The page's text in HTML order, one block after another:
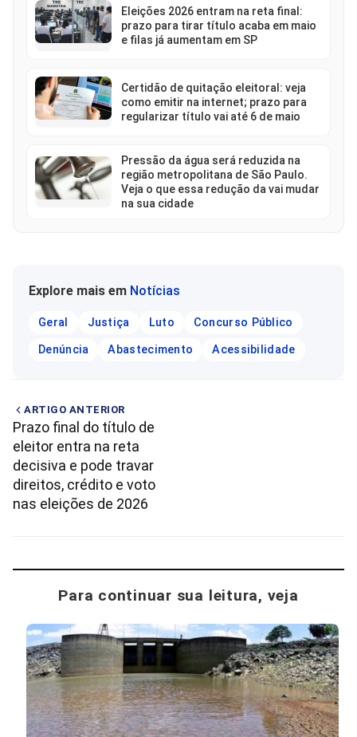
Eleições 2026 entram na reta final:
prazo para tirar título acaba em maio
e filas já aumentam em SP
Certidão de quitação eleitoral: veja
como emitir na internet; prazo para
regularizar título vai até 6 de maio
Pressão da água será reduzida na
região metropolitana de São Paulo.
Veja o que essa redução da vai mudar
na sua cidade
Explore mais em Notícias
Geral Justiça Luto
Concurso Público
Denúncia
Abastecimento Acessibilidade
ARTIGO ANTERIOR
Prazo final do título de
eleitor entra na reta
decisiva e pode travar
direitos, crédito e voto
nas eleições de 2026
Para continuar sua leitura, veja